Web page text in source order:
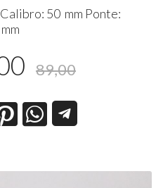
50 mm Ponte:
89,00